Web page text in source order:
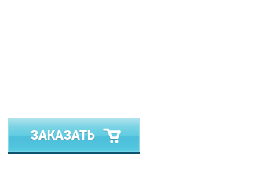
ЗАКАЗАТЬ